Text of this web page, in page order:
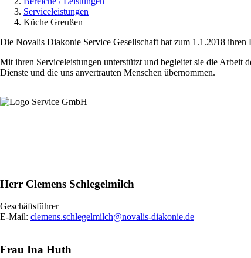
Pfadnavigation
Serviceleistungen
Küche Greußen
Die Novalis Diakonie Service Gesellschaft hat zum 1.1.2018
Mit ihren Serviceleistungen unterstützt und begleitet sie die Arbeit
Dienste und die uns anvertrauten Menschen übernommen.
Herr Clemens Schlegelmilch
Geschäftsführer
E-Mail: clemens.schlegelmilch@novalis-diakonie.de
Frau Ina Huth